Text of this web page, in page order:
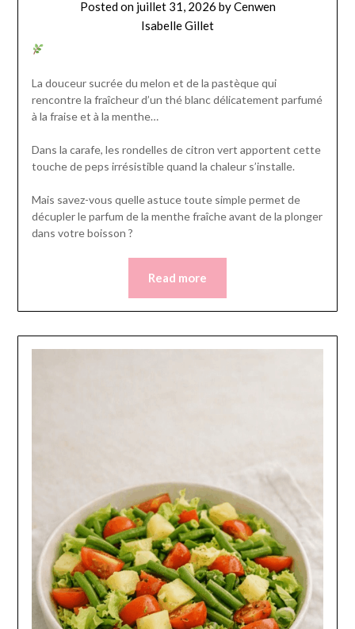
Posted on juillet 31, 2026 byCenwen
Isabelle Gillet
La douceur sucrée du melon et de la pastèque qui
rencontre la fraîcheur d’un thé blanc délicatement parfumé
à la fraise et à la menthe…
Dans la carafe, les rondelles de citron vert apportent cette
touche de peps irrésistible quand la chaleur s’installe.
Mais savez-vous quelle astuce toute simple permet de
décupler le parfum de la menthe fraîche avant de la plonger
dans votre boisson ?
Read more